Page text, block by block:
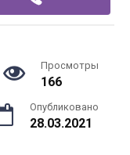
Просмотры
166
Опубликовано
28.03.2021